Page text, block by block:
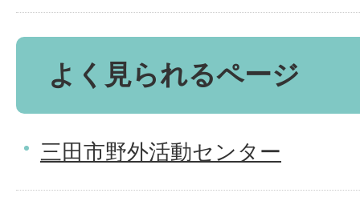
よく見られるページ
三田市野外活動センター